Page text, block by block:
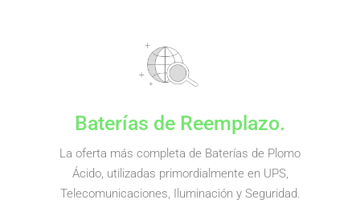
Baterías de Reemplazo.
La oferta más completa de Baterías de Plomo
Ácido, utilizadas primordialmente en UPS,
Telecomunicaciones, Iluminación y Seguridad.